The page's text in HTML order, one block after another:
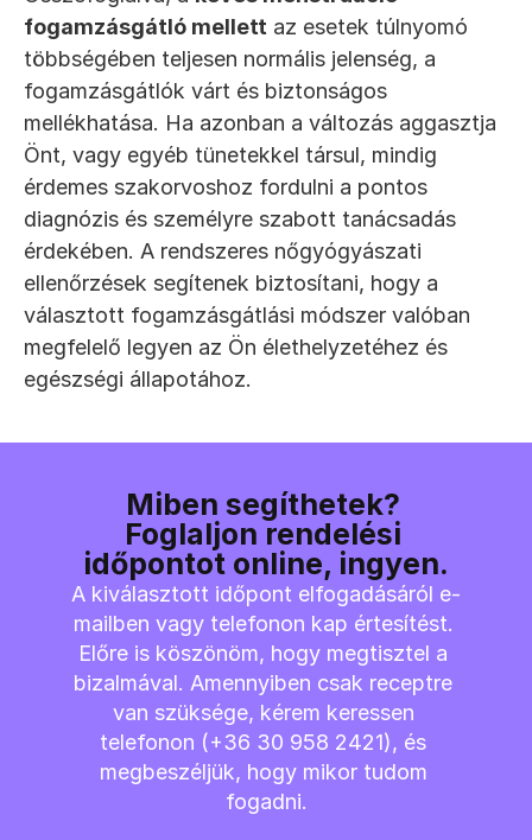
fogamzásgátló mellett az esetek túlnyomó
többségében teljesen normális jelenség, a
fogamzásgátlók várt és biztonságos
mellékhatása. Ha azonban a változás aggasztja
Önt, vagy egyéb tünetekkel társul, mindig
érdemes szakorvoshoz fordulni a pontos
diagnózis és személyre szabott tanácsadás
érdekében. A rendszeres nőgyógyászati
ellenőrzések segítenek biztosítani, hogy a
választott fogamzásgátlási módszer valóban
megfelelő legyen az Ön élethelyzetéhez és
egészségi állapotához.
Miben segíthetek?
Foglaljon rendelési
időpontot online, ingyen.
A kiválasztott időpont elfogadásáról e-
mailben vagy telefonon kap értesítést.
Előre is köszönöm, hogy megtisztel a
bizalmával. Amennyiben csak receptre
van szüksége, kérem keressen
telefonon (+36 30 958 2421), és
megbeszéljük, hogy mikor tudom
fogadni.